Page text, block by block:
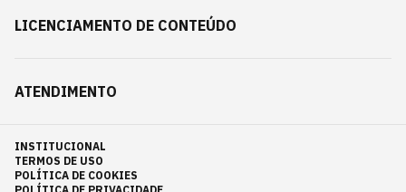
LICENCIAMENTO DE CONTEÚDO
ATENDIMENTO
INSTITUCIONAL
TERMOS DE USO
POLÍTICA DE COOKIES